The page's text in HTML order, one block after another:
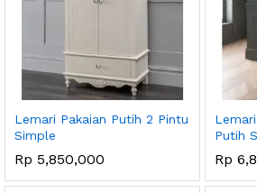
Lemari Pakaian Putih 2 Pintu
Simple
Rp 5,850,000
Putih
Rp